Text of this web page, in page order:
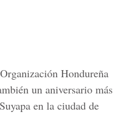
Hondureña
un aniversario más
en la ciudad de